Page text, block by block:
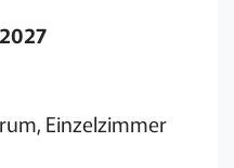
Einzelzimmer